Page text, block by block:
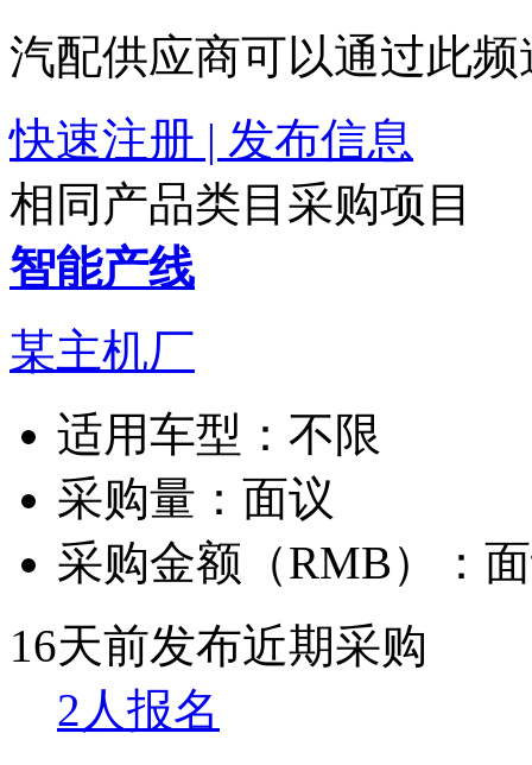
汽配供应商可以通过此
快速注册 | 发布信息
相同产品类目采购项目
智能产线
某主机厂
适用车型： 不限
采购量： 面议
采购金额（RMB）：
16天前发布近期采购
2人报名